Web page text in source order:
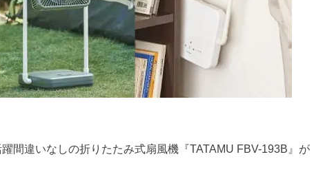
間違いなしの折りたたみ式扇風機『TATAMU FBV-193B』が